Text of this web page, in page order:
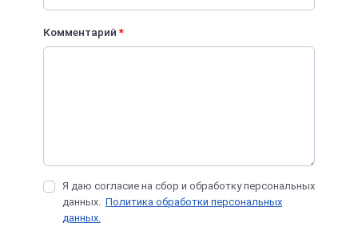
Комментарий*
Я даю согласие на сбор и обработку персональных
данных. Политика обработки персональных
данных.